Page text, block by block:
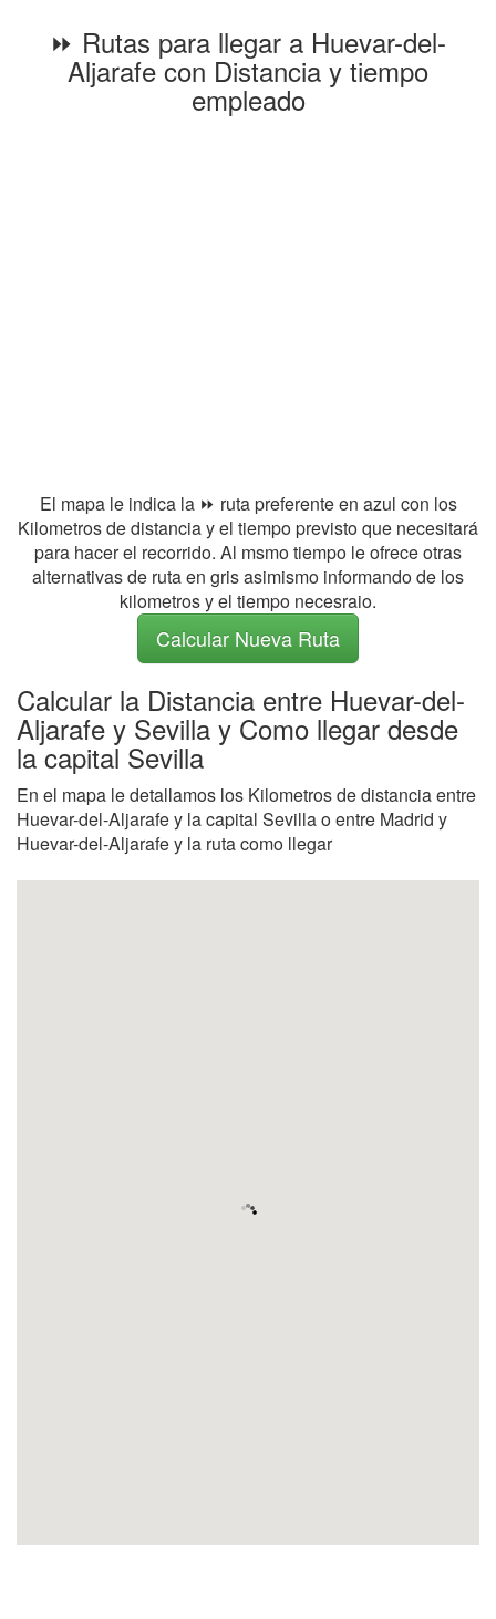
⏩ Rutas para llegar a Huevar-del-
Aljarafe con Distancia y tiempo
empleado
El mapa le indica la ⏩ ruta preferente en azul con los
Kilometros de distancia y el tiempo previsto que necesitará
para hacer el recorrido. Al msmo tiempo le ofrece otras
alternativas de ruta en gris asimismo informando de los
kilometros y el tiempo necesraio.
Calcular Nueva Ruta
Calcular la Distancia entre Huevar-del-
Aljarafe y Sevilla y Como llegar desde
la capital Sevilla
En el mapa le detallamos los Kilometros de distancia entre
Huevar-del-Aljarafe y la capital Sevilla o entre Madrid y
Huevar-del-Aljarafe y la ruta como llegar